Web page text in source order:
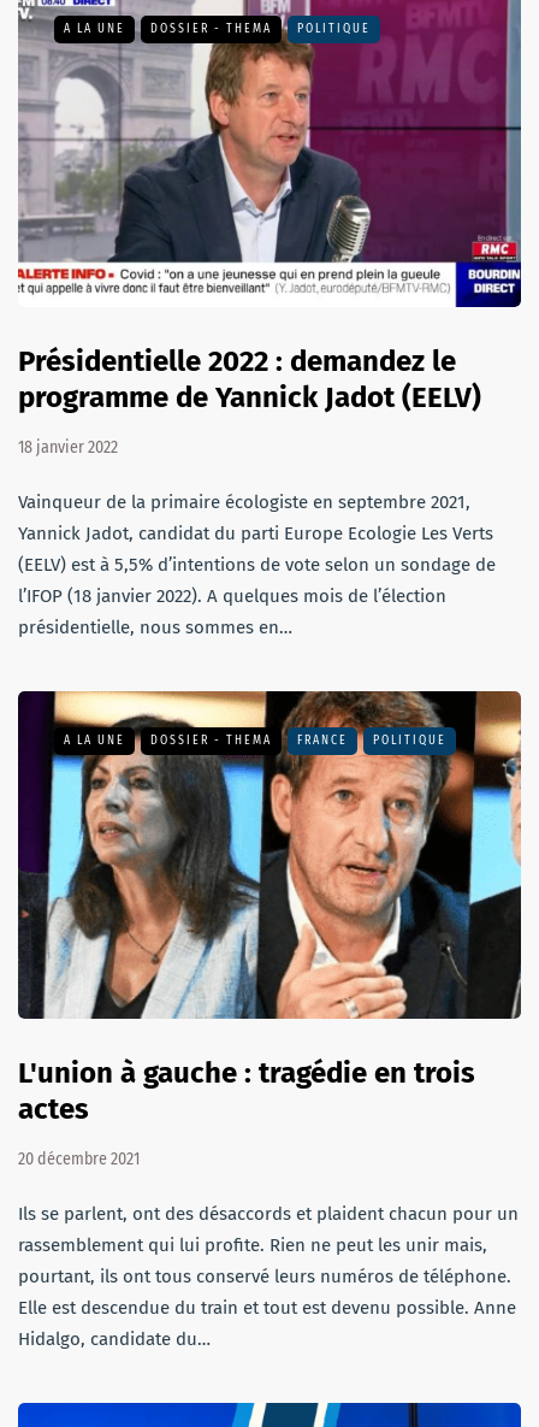
A LA UNE DOSSIER - THEMA POLITIQUE
Présidentielle 2022 : demandez le
programme de Yannick Jadot (EELV)
18 janvier 2022
Vainqueur de la primaire écologiste en septembre 2021,
Yannick Jadot, candidat du parti Europe Ecologie Les Verts
(EELV) est à 5,5% d’intentions de vote selon un sondage de
l’IFOP (18 janvier 2022). A quelques mois de l’élection
présidentielle, nous sommes en…
A LA UNE DOSSIER - THEMA FRANCE POLITIQUE
L'union à gauche : tragédie en trois
actes
20 décembre 2021
Ils se parlent, ont des désaccords et plaident chacun pour un
rassemblement qui lui profite. Rien ne peut les unir mais,
pourtant, ils ont tous conservé leurs numéros de téléphone.
Elle est descendue du train et tout est devenu possible. Anne
Hidalgo, candidate du…